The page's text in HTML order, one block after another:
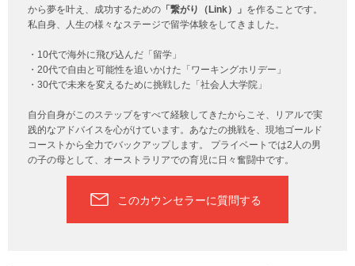
から夢を叶え、成功するための 「繋がり（Link）」 を作ることです。
私自身、人生の様々なステージで留学体験をしてきました。
・10代で海外に飛び込んだ「留学」
・20代で自由と可能性を追いかけた「ワーキングホリデー」
・30代で未来を変えるために挑戦した「社会人大学院」
自分自身がこのステップをすべて経験してきたからこそ、リアルで実
践的なアドバイスを心がけています。あなたの挑戦を、現地ゴールド
コーストから全力でバックアップします。 プライベートでは2人の男
の子の母として、オーストラリアでの育児に日々奮闘中です。
このカウンセラーに質問する